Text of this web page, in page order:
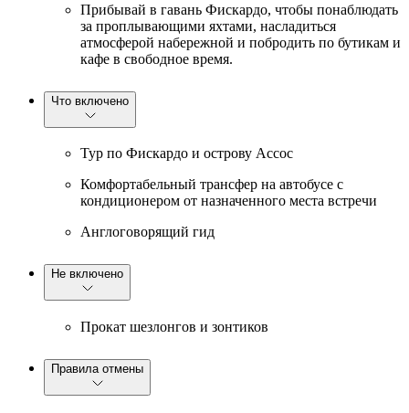
Прибывай в гавань Фискардо, чтобы понаблюдать
за проплывающими яхтами, насладиться
атмосферой набережной и побродить по бутикам и
кафе в свободное время.
Что включено
Тур по Фискардо и острову Ассос
Комфортабельный трансфер на автобусе с
кондиционером от назначенного места встречи
Англоговорящий гид
Не включено
Прокат шезлонгов и зонтиков
Правила отмены